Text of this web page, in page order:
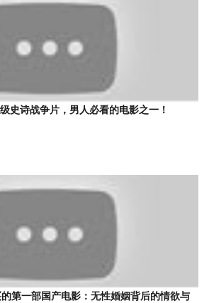
史诗战争片，男人必看的电影之一！
的第一部国产电影：无性婚姻背后的情欲与